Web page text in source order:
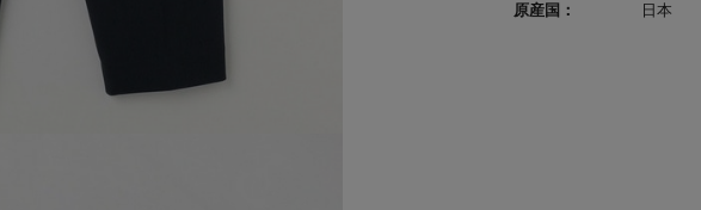
原産国： 日本